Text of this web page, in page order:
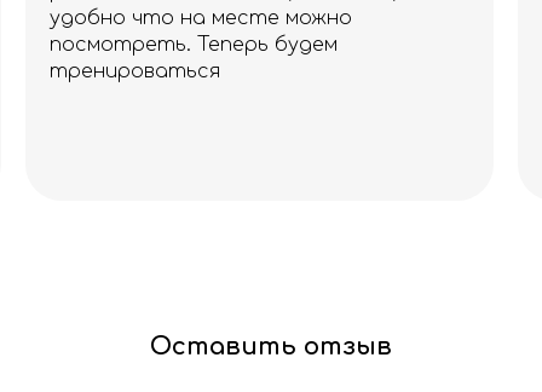
удобно что на месте можно
посмотреть. Теперь будем
тренироваться
Оставить отзыв